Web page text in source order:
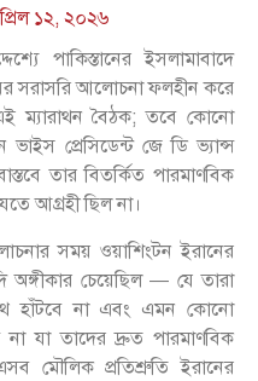
১২, ২০২৬
পাকিস্তানের ইসলামাবাদে
সরাসরি আলোচনা ফলহীন করে
ম্যারাথন বৈঠক; তবে কোনো
ভাইস প্রেসিডেন্ট জে ডি ভ্যান্স
তার বিতর্কিত পারমাণবিক
আগ্রহী ছিল না।
সময় ওয়াশিংটন ইরানের
অঙ্গীকার চেয়েছিল — যে তারা
হাঁটবে না এবং এমন কোনো
যা তাদের দ্রুত পারমাণবিক
মৌলিক প্রতিশ্রুতি ইরানের